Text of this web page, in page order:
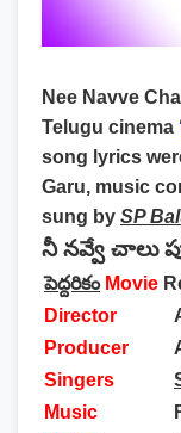
Nee Navve
Telugu cinema
song lyrics
Garu, music
sung by SP
నీ నవ్వే చాలు
పెద్దరికం Movie
Director
Producer
Singers
Music